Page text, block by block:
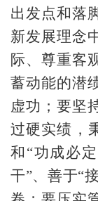
出发点和落
新发展理念
际、尊重客
蓄动能的潜
虚功；要坚
过硬实绩，
和“功成必
干”、善于“